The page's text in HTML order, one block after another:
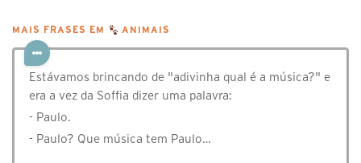
MAIS FRASES EM ANIMAIS
Estávamos brincando de "adivinha qual é a música?" e
era a vez da Soffia dizer uma palavra:
- Paulo.
- Paulo? Que música tem Paulo…